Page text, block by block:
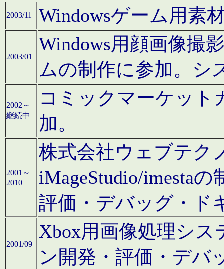
2003/11 Windowsゲーム用素
2003/01
Windows用顔画像撮
ムの制作に参加。シ
2002～
継続中
コミックマーケット
加。
2001～
2010
株式会社ウェブテク
iMageStudio/imesta
評価・デバッグ・ド
2001/09
Xbox用画像処理シ
ン開発・評価・デバ